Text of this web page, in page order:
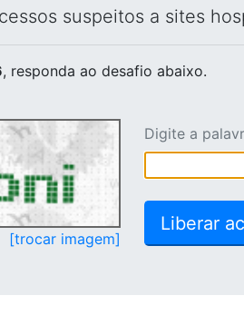
suspeitos a sites
, responda ao desafio abaixo.
[trocar imagem]
Digite a